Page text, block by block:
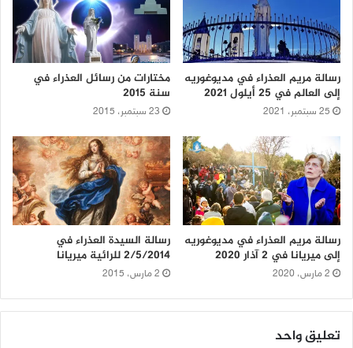
رسالة مريم العذراء في مديوغوريه
إلى العالم في 25 أيلول 2021
25 سبتمبر، 2021
مختارات من رسائل العذراء في
سنة 2015
23 سبتمبر، 2015
رسالة مريم العذراء في مديوغوريه
إلى ميريانا في 2 آذار 2020
2 مارس، 2020
رسالة السيدة العذراء في
2/5/2014 للرائية ميريانا
2 مارس، 2015
تعليق واحد